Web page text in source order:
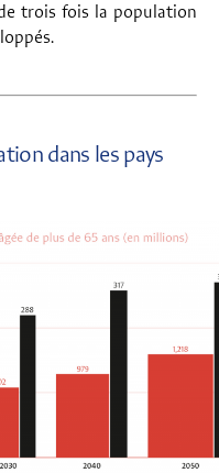
trois fois la population
dans les pays